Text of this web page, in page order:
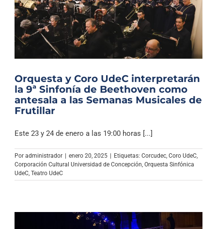
Orquesta y Coro UdeC interpretarán
la 9ª Sinfonía de Beethoven como
antesala a las Semanas Musicales de
Frutillar
Este 23 y 24 de enero a las 19:00 horas [...]
Por administrador | enero 20, 2025 | Etiquetas: Corcudec Coro UdeC
Corporación Cultural Universidad de Concepción Orquesta Sinfónica
UdeC Teatro UdeC